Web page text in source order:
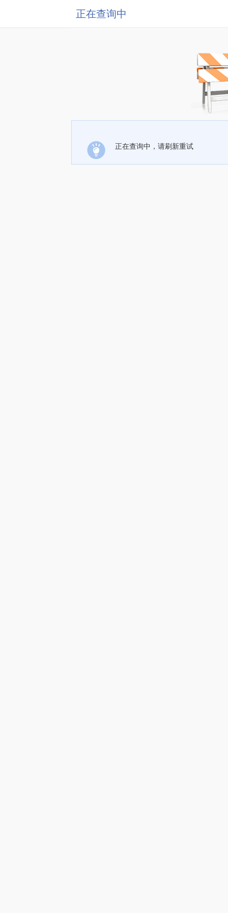
正在查询中
正在查询中，请刷新重试